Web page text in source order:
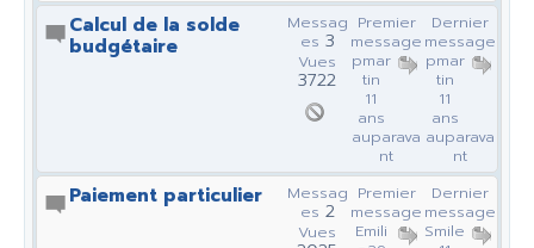
Calcul de la solde
budgétaire
Dernier
message
pmar
tin
11
ans
auparava
nt
Premier
message
pmar
tin
11
ans
auparava
nt
Messag
es 3
Vues
3722
Paiement particulier
Dernier
message
Smile
Premier
message
Emili
Messag
es 2
Vues